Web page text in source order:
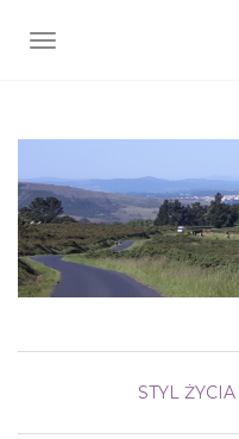
TOGGLE NAVIGATION
STYL ŻYCIA